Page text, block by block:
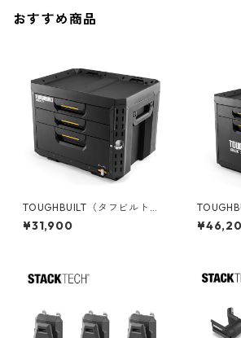
おすすめ商品
TOUGHBUILT（タフビルト）S
TACK TECH(スタックテック)
3ドロワーボックス（サイドロ
¥31,900
TACK
ウィー